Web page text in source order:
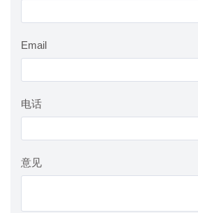
Email
电话
意见